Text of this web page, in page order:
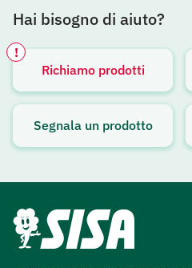
Hai bisogno di aiuto?
Richiamo prodotti
!
Avviso attivo
Segnala un prodotto